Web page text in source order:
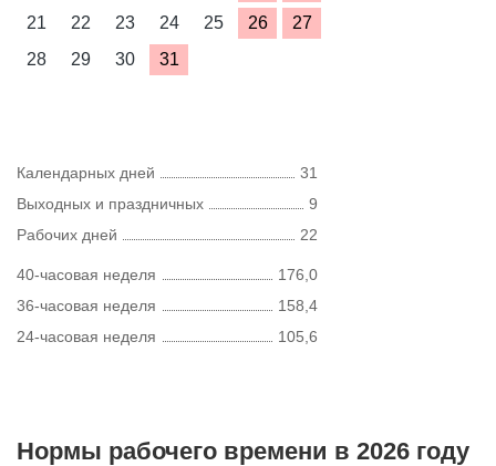
21
22 23 24 25 26
27
28
29 30 31
Календарных дней
31
Выходных и праздничных
9
Рабочих дней
22
40-часовая неделя
176,0
36-часовая неделя
158,4
24-часовая неделя
105,6
Нормы рабочего времени в 2026 году